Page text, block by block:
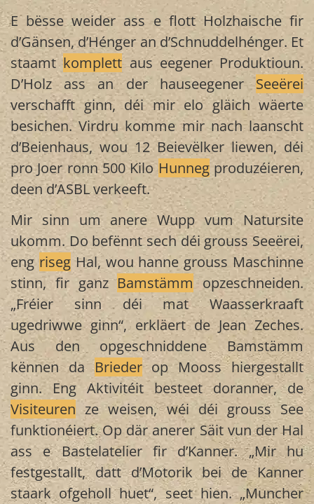
E bësse weider ass e flott Holzhaische fir
d’Gänsen, d’Hénger an d’Schnuddelhénger. Et
staamtkomplettaus eegener Produktioun.
D’Holz ass an der hauseegenerSeeërei
verschafft ginn, déi mir elo gläich wäerte
besichen. Virdru komme mir nach laanscht
d’Beienhaus, wou 12 Beievëlker liewen, déi
pro Joer ronn 500 KiloHunnegproduzéieren,
deen d’ASBL verkeeft.
Mir sinn um anere Wupp vum Natursite
ukomm. Do befënnt sech déi grouss Seeërei,
eng risegHal, wou hanne grouss Maschinne
stinn, fir ganzBamstämm opzeschneiden.
„Fréier sinn déi mat Waasserkraaft
ugedriwwe ginn“, erkläert de Jean Zeches.
Aus den opgeschniddene Bamstämm
kënnen daBriederop Mooss hiergestallt
ginn. Eng Aktivitéit besteet doranner, de
Visiteuren ze weisen, wéi déi grouss See
funktionéiert. Op där anerer Säit vun der Hal
ass e Bastelatelier fir d’Kanner. „Mir hu
festgestallt, datt d’Motorik bei de Kanner
staark ofgeholl huet“, seet hien. „Muncher